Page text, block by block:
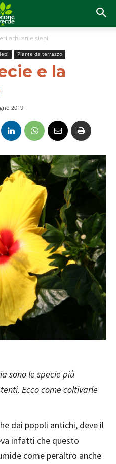
arbusti e siepi
Piante da terrazzo
e la
2019
sono le specie più
Ecco come coltivarle
dai popoli antichi, deve il
infatti che questo
come peraltro anche